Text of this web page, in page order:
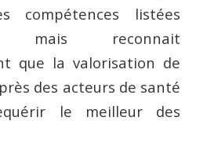
compétences listées
mais reconnait
que la valorisation de
des acteurs de santé
le meilleur des